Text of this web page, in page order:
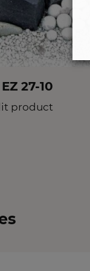
27-10
product